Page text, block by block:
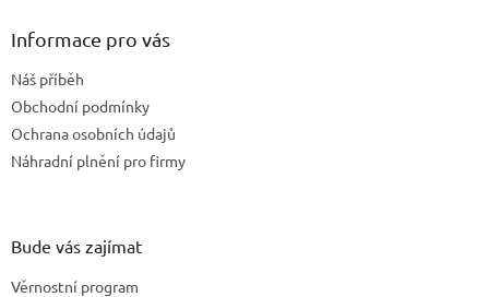
Informace pro vás
Náš příběh
Obchodní podmínky
Ochrana osobních údajů
Náhradní plnění pro firmy
Bude vás zajímat
Věrnostní program